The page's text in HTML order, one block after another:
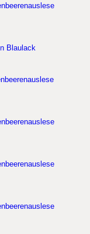
Blaulack